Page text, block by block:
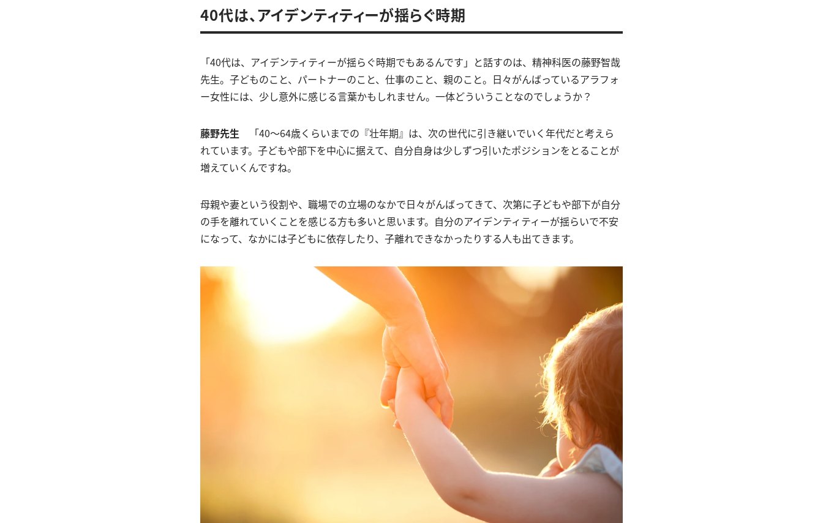
40代は、アイデンティティーが揺らぐ時期
「40代は、アイデンティティーが揺らぐ時期でもあるんです」と話すのは、精神科医の藤野智哉
先生。子どものこと、パートナーのこと、仕事のこと、親のこと。日々がんばっているアラフォ
ー女性には、少し意外に感じる言葉かもしれません。一体どういうことなのでしょうか？
藤野先生
「40〜64歳くらいまでの『壮年期』は、次の世代に引き継いでいく年代だと考えら
れています。子どもや部下を中心に据えて、自分自身は少しずつ引いたポジションをとることが
増えていくんですね。
母親や妻という役割や、職場での立場のなかで日々がんばってきて、次第に子どもや部下が自分
の手を離れていくことを感じる方も多いと思います。自分のアイデンティティーが揺らいで不安
になって、なかには子どもに依存したり、子離れできなかったりする人も出てきます。